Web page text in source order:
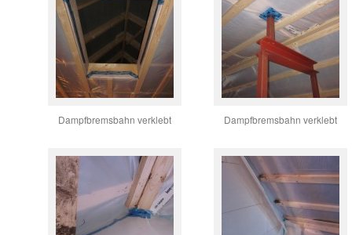
Dampfbremsbahn verklebt Dampfbremsbahn verklebt